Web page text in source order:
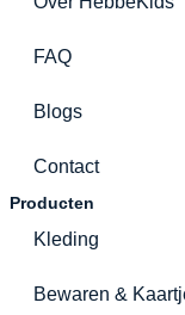
Producten
Kleding
Bewaren &
FAQ
Blogs
Contact